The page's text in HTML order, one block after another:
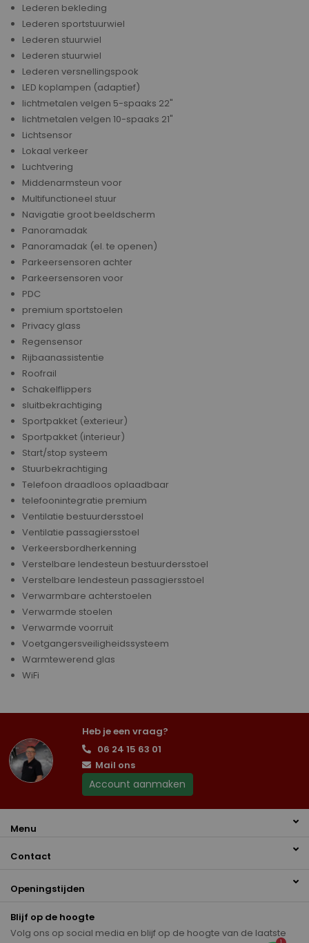
Lederen bekleding
Lederen sportstuurwiel
Lederen stuurwiel
Lederen stuurwiel
Lederen versnellingspook
LED koplampen (adaptief)
lichtmetalen velgen 5-spaaks 22"
lichtmetalen velgen 10-spaaks 21"
Lichtsensor
Lokaal verkeer
Luchtvering
Middenarmsteun voor
Multifunctioneel stuur
Navigatie groot beeldscherm
Panoramadak
Panoramadak (el. te openen)
Parkeersensoren achter
Parkeersensoren voor
PDC
premium sportstoelen
Privacy glass
Regensensor
Rijbaanassistentie
Roofrail
Schakelflippers
sluitbekrachtiging
Sportpakket (exterieur)
Sportpakket (interieur)
Start/stop systeem
Stuurbekrachtiging
Telefoon draadloos oplaadbaar
telefoonintegratie premium
Ventilatie bestuurdersstoel
Ventilatie passagiersstoel
Verkeersbordherkenning
Verstelbare lendesteun bestuurdersstoel
Verstelbare lendesteun passagiersstoel
Verwarmbare achterstoelen
Verwarmde stoelen
Verwarmde voorruit
Voetgangersveiligheidssysteem
Warmtewerend glas
WiFi
Heb je een vraag?
06 24 15 63 01
Mail ons
Account aanmaken
Menu
Contact
Openingstijden
Blijf op de hoogte
Volg ons op social media en blijf op de hoogte van de laatste